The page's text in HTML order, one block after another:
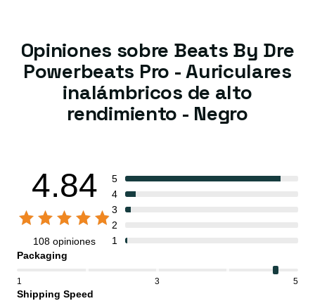
Opiniones sobre Beats By Dre
Powerbeats Pro - Auriculares
inalámbricos de alto
rendimiento - Negro
4.84
108 opiniones
5
4
3
2
1
Packaging
1 3 5
Shipping Speed